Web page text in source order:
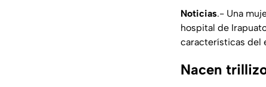
Noticias.- Una
hospital de
características del
Nacen